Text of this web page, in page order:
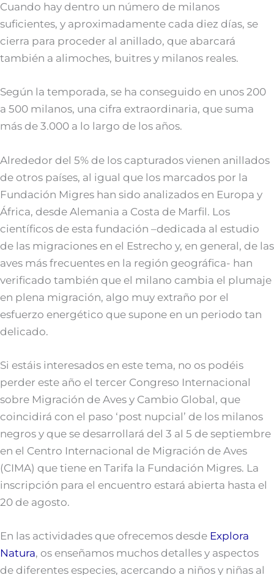
Cuando hay dentro un número de milanos
suficientes, y aproximadamente cada diez días, se
cierra para proceder al anillado, que abarcará
también a alimoches, buitres y milanos reales.
Según la temporada, se ha conseguido en unos 200
a 500 milanos, una cifra extraordinaria, que suma
más de 3.000 a lo largo de los años.
Alrededor del 5% de los capturados vienen anillados
de otros países, al igual que los marcados por la
Fundación Migres han sido analizados en Europa y
África, desde Alemania a Costa de Marfil. Los
científicos de esta fundación –dedicada al estudio
de las migraciones en el Estrecho y, en general, de las
aves más frecuentes en la región geográfica- han
verificado también que el milano cambia el plumaje
en plena migración, algo muy extraño por el
esfuerzo energético que supone en un periodo tan
delicado.
Si estáis interesados en este tema, no os podéis
perder este año el tercer Congreso Internacional
sobre Migración de Aves y Cambio Global, que
coincidirá con el paso ‘post nupcial’ de los milanos
negros y que se desarrollará del 3 al 5 de septiembre
en el Centro Internacional de Migración de Aves
(CIMA) que tiene en Tarifa la Fundación Migres. La
inscripción para el encuentro estará abierta hasta el
20 de agosto.
En las actividades que ofrecemos desde Explora
Natura, os enseñamos muchos detalles y aspectos
de diferentes especies, acercando a niños y niñas al